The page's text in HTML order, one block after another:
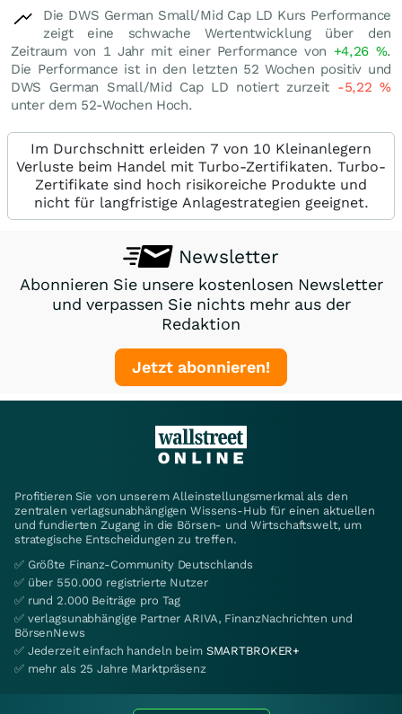
Die DWS German Small/Mid Cap LD Kurs Performance
zeigt eine schwache Wertentwicklung über den
Zeitraum von 1 Jahr mit einer Performance von +4,26 %.
Die Performance ist in den letzten 52 Wochen positiv und
DWS German Small/Mid Cap LD notiert zurzeit -5,22%
unter dem 52-Wochen Hoch.
Im Durchschnitt erleiden 7 von 10 Kleinanlegern
Verluste beim Handel mit Turbo-Zertifikaten. Turbo-
Zertifikate sind hoch risikoreiche Produkte und
nicht für langfristige Anlagestrategien geeignet.
Newsletter
Abonnieren Sie unsere kostenlosen Newsletter
und verpassen Sie nichts mehr aus der
Redaktion
Jetzt abonnieren!
Profitieren Sie von unserem Alleinstellungsmerkmal als den
zentralen verlagsunabhängigen Wissens-Hub für einen aktuellen
und fundierten Zugang in die Börsen- und Wirtschaftswelt, um
strategische Entscheidungen zu treffen.
✅ Größte Finanz-Community Deutschlands
✅ über 550.000 registrierte Nutzer
✅ rund 2.000 Beiträge pro Tag
✅ verlagsunabhängige Partner ARIVA, FinanzNachrichten und
BörsenNews
✅ Jederzeit einfach handeln beim SMARTBROKER+
✅ mehr als 25 Jahre Marktpräsenz